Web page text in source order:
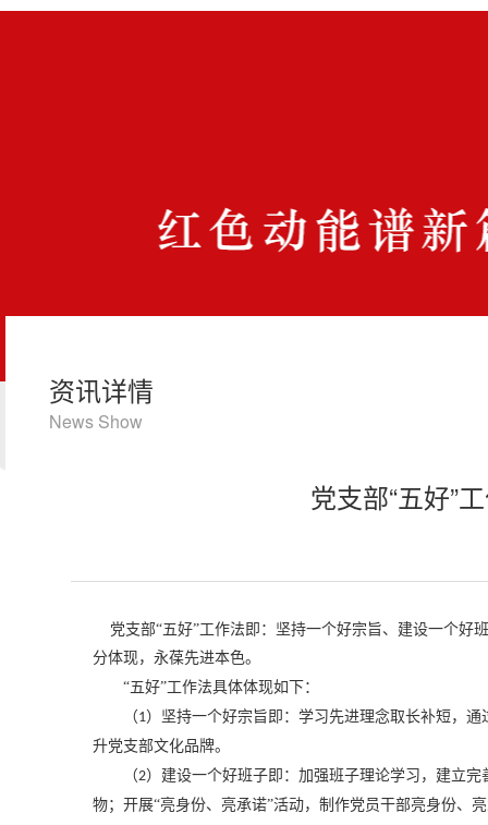
资讯详情
News Show
党支部“五好”
党支部“五好”工作法即：坚持一个好宗旨、建设一个好
分体现，永葆先进本色。
“五好”工作法具体体现如下：
（1）坚持一个好宗旨即：学习先进理念取长补短，
升党支部文化品牌。
（2）建设一个好班子即：加强班子理论学习，建立
物；开展“亮身份、亮承诺”活动，制作党员干部亮身份、